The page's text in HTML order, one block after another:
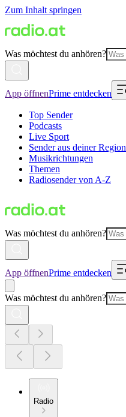
Zum Inhalt springen
Was möchtest du anhören?
App öffnenPrime entdecken
Top Sender
Podcasts
Live Sport
Sender aus deiner Region
Musikrichtungen
Themen
Radiosender von A-Z
Was möchtest du anhören?
App öffnenPrime entdecken
Was möchtest du anhören?
Radio